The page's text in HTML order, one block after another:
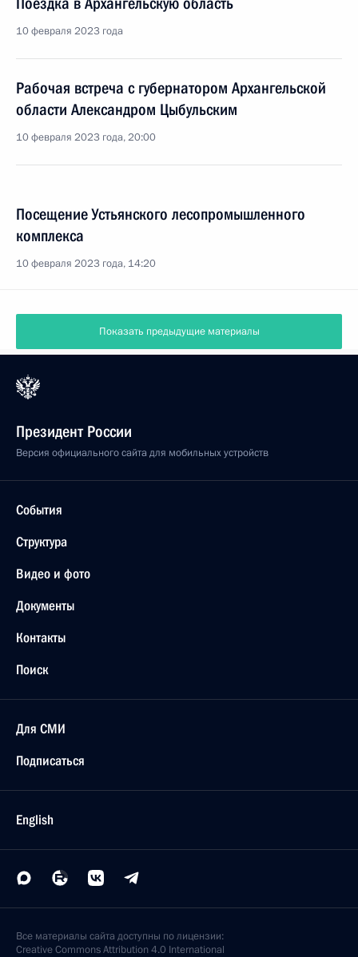
10 февраля 2023 года
Рабочая встреча с губернатором Архангельской
области Александром Цыбульским
10 февраля 2023 года, 20:00
Посещение Устьянского лесопромышленного
комплекса
10 февраля 2023 года, 14:20
Показать предыдущие материалы
Президент России
Версия официального сайта для мобильных устройств
События
Структура
Видео и фото
Документы
Контакты
Поиск
Для СМИ
Подписаться
English
Все материалы сайта доступны по лицензии:
Creative Commons Attribution 4.0 International